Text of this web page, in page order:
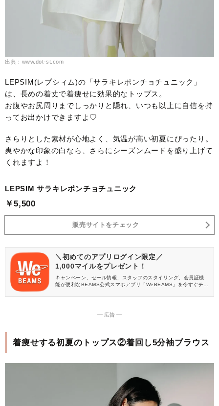
出典：www.dot-st.com
LEPSIM(レプシィム)の「サラキレポンチョチュニック」
は、長めの着丈で着痩せに効果的なトップス。
お腹やお尻周りまでしっかりと隠れ、いつも以上に自信を持
ってお出かけできますよ♡
さらりとした素材が心地よく、気温が高い初夏にぴったり。
爽やかな印象の白なら、さらにシーズンムードを盛り上げて
くれますよ！
LEPSIM サラキレポンチョチュニック
￥5,500
販売サイトをチェック
＼初めてのアプリログイン限定／
1,000マイルをプレゼント！
キャンペーン、セール情報、スタッフのスタイリング、会員証機
能が便利なBEAMS公式スマホアプリ「WeBEAMS」を今すぐチェ
― 広告 ―
着痩せする初夏のトップス②着回し5分袖ブラウス